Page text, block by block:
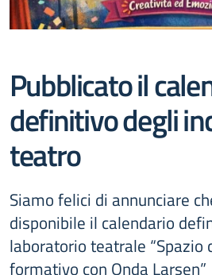
Pubblicato il
definitivo degli
teatro
Siamo felici di annunciare
disponibile il calendario
laboratorio teatrale “Spazio
formativo con Onda Larsen”